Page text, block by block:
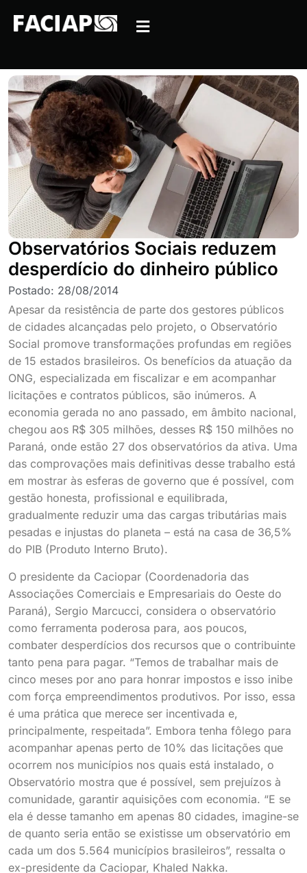
Observatórios Sociais reduzem
desperdício do dinheiro público
Postado: 28/08/2014
Apesar da resistência de parte dos gestores públicos
de cidades alcançadas pelo projeto, o Observatório
Social promove transformações profundas em regiões
de 15 estados brasileiros. Os benefícios da atuação da
ONG, especializada em fiscalizar e em acompanhar
licitações e contratos públicos, são inúmeros. A
economia gerada no ano passado, em âmbito nacional,
chegou aos R$ 305 milhões, desses R$ 150 milhões no
Paraná, onde estão 27 dos observatórios da ativa. Uma
das comprovações mais definitivas desse trabalho está
em mostrar às esferas de governo que é possível, com
gestão honesta, profissional e equilibrada,
gradualmente reduzir uma das cargas tributárias mais
pesadas e injustas do planeta – está na casa de 36,5%
do PIB (Produto Interno Bruto).
O presidente da Caciopar (Coordenadoria das
Associações Comerciais e Empresariais do Oeste do
Paraná), Sergio Marcucci, considera o observatório
como ferramenta poderosa para, aos poucos,
combater desperdícios dos recursos que o contribuinte
tanto pena para pagar. “Temos de trabalhar mais de
cinco meses por ano para honrar impostos e isso inibe
com força empreendimentos produtivos. Por isso, essa
é uma prática que merece ser incentivada e,
principalmente, respeitada”. Embora tenha fôlego para
acompanhar apenas perto de 10% das licitações que
ocorrem nos municípios nos quais está instalado, o
Observatório mostra que é possível, sem prejuízos à
comunidade, garantir aquisições com economia. “E se
ela é desse tamanho em apenas 80 cidades, imagine-se
de quanto seria então se existisse um observatório em
cada um dos 5.564 municípios brasileiros”, ressalta o
ex-presidente da Caciopar, Khaled Nakka.